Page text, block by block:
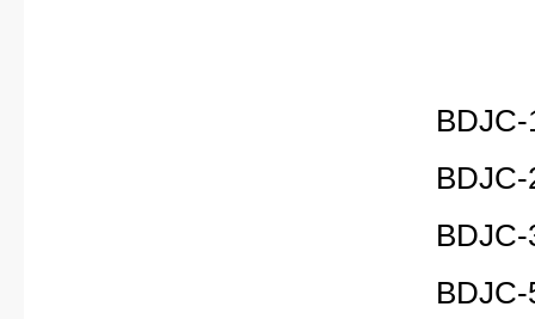
BDJC-
BDJC-
BDJC-
BDJC-